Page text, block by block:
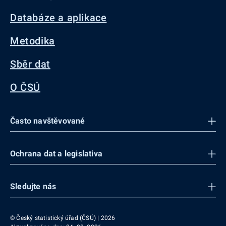
Databáze a aplikace
Metodika
Sběr dat
O ČSÚ
Často navštěvované
Ochrana dat a legislativa
Sledujte nás
© Český statistický úřad (ČSÚ) | 2026